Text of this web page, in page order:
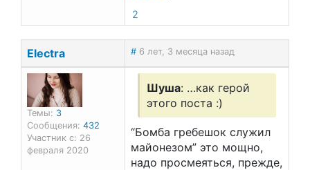
2
Electra # 6 лет, 3 месяца назад
Темы: 3
Сообщения: 432
Участник с: 26
февраля 2020
Шуша: …как герой
этого поста :)
“Бомба гребешок служил
майонезом” это мощно,
надо просмеяться, прежде,